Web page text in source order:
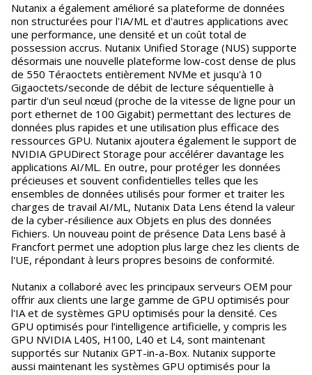
Nutanix a également amélioré sa plateforme de données
non structurées pour l'IA/ML et d'autres applications avec
une performance, une densité et un coût total de
possession accrus. Nutanix Unified Storage (NUS) supporte
désormais une nouvelle plateforme low-cost dense de plus
de 550 Téraoctets entièrement NVMe et jusqu'à 10
Gigaoctets/seconde de débit de lecture séquentielle à
partir d'un seul nœud (proche de la vitesse de ligne pour un
port ethernet de 100 Gigabit) permettant des lectures de
données plus rapides et une utilisation plus efficace des
ressources GPU. Nutanix ajoutera également le support de
NVIDIA GPUDirect Storage pour accélérer davantage les
applications AI/ML. En outre, pour protéger les données
précieuses et souvent confidentielles telles que les
ensembles de données utilisés pour former et traiter les
charges de travail AI/ML, Nutanix Data Lens étend la valeur
de la cyber-résilience aux Objets en plus des données
Fichiers. Un nouveau point de présence Data Lens basé à
Francfort permet une adoption plus large chez les clients de
l'UE, répondant à leurs propres besoins de conformité.
Nutanix a collaboré avec les principaux serveurs OEM pour
offrir aux clients une large gamme de GPU optimisés pour
l'IA et de systèmes GPU optimisés pour la densité. Ces
GPU optimisés pour l’intelligence artificielle, y compris les
GPU NVIDIA L40S, H100, L40 et L4, sont maintenant
supportés sur Nutanix GPT-in-a-Box. Nutanix supporte
aussi maintenant les systèmes GPU optimisés pour la